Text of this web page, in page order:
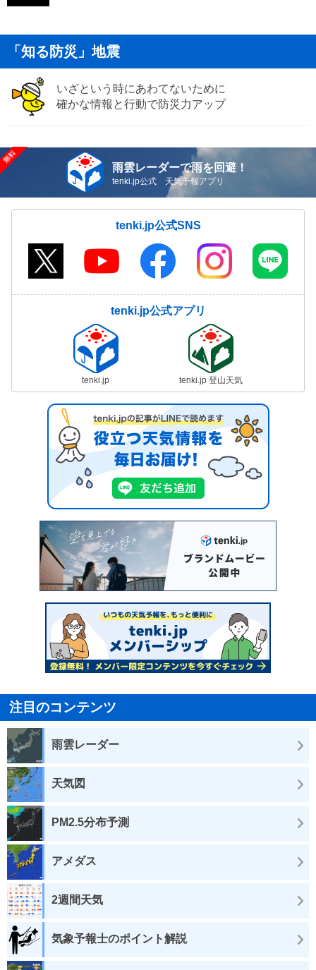
「知る防災」地震
いざという時にあわてないために
確かな情報と行動で防災力アップ
雨雲レーダーで雨を回避！
tenki.jp公式 天気予報アプリ
tenki.jp公式SNS
tenki.jp公式アプリ
tenki.jp tenki.jp 登山天気
注目のコンテンツ
雨雲レーダー
天気図
PM2.5分布予測
アメダス
2週間天気
気象予報士のポイント解説